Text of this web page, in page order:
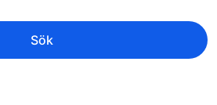
Sök